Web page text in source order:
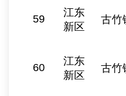
59
江东
新区
古竹
60
江东
新区
古竹